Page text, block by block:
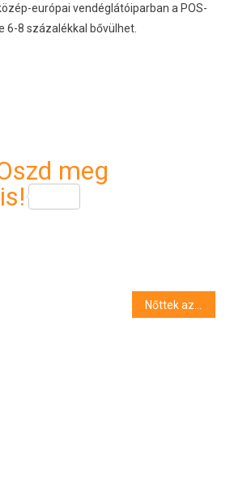
európai vendéglátóiparban a POS-
6-8 százalékkal bővülhet.
meg